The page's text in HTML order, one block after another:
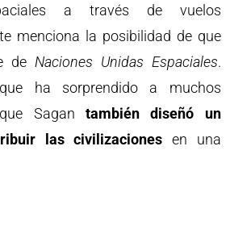
a través de vuelos
menciona la posibilidad de que
de Naciones Unidas Espaciales.
ha sorprendido a muchos
Sagan también diseñó un
las civilizaciones en una